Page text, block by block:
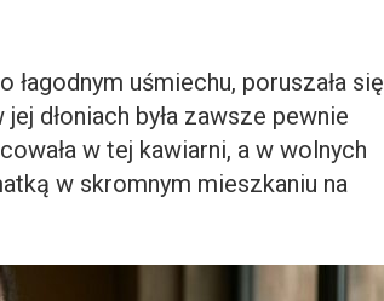
łagodnym uśmiechu, poruszała się
dłoniach była zawsze pewnie
w tej kawiarni, a w wolnych
w skromnym mieszkaniu na